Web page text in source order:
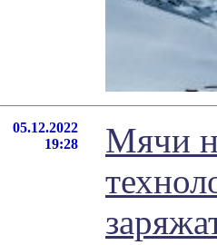
05.12.2022
19:28
Мячи